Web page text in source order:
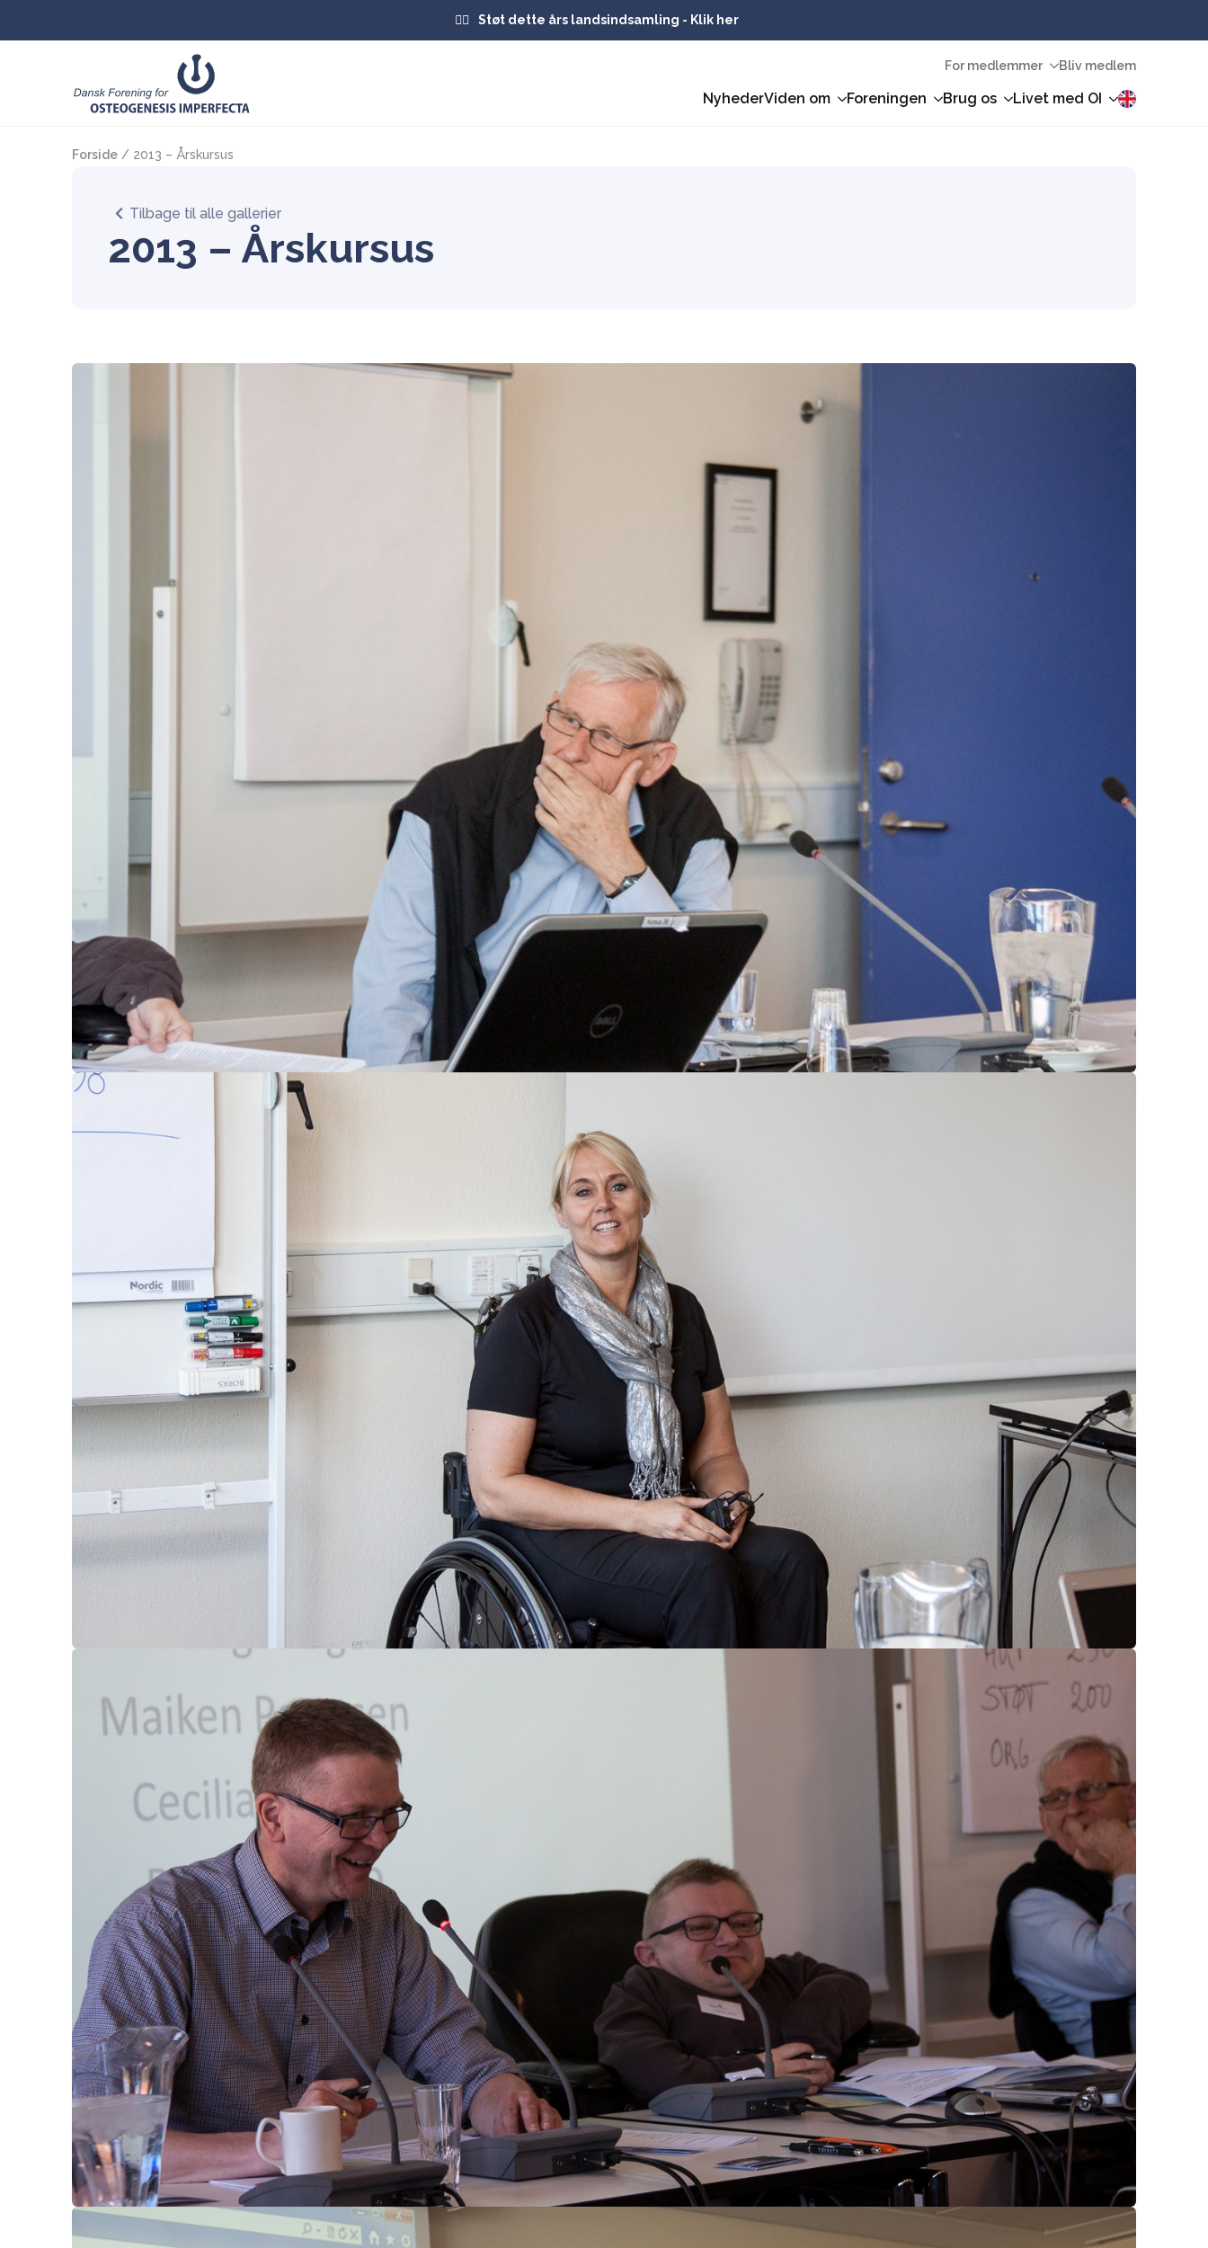
Støt dette års landsindsamling - Klik her
For medlemmer Bliv medlem
NyhederViden om Foreningen Brug os Livet med OI
Forside / 2013 – Årskursus
Tilbage til alle gallerier
2013 – Årskursus